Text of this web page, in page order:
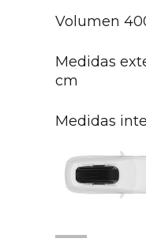
Volumen
Medidas
cm
Medidas